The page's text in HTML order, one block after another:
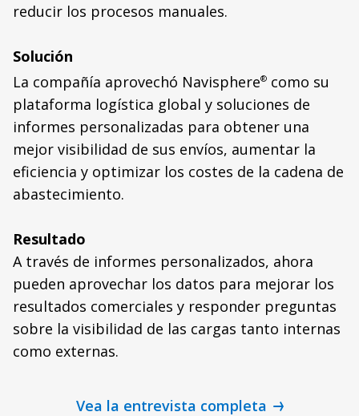
reducir los procesos manuales.
Solución
La compañía aprovechó Navisphere® como su
plataforma logística global y soluciones de
informes personalizadas para obtener una
mejor visibilidad de sus envíos, aumentar la
eficiencia y optimizar los costes de la cadena de
abastecimiento.
Resultado
A través de informes personalizados, ahora
pueden aprovechar los datos para mejorar los
resultados comerciales y responder preguntas
sobre la visibilidad de las cargas tanto internas
como externas.
Vea la entrevista completa